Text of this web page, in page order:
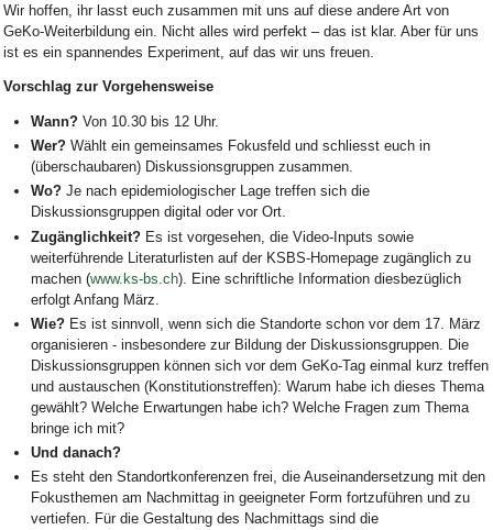
Wir hoffen, ihr lasst euch zusammen mit uns auf diese andere Art von
GeKo-Weiterbildung ein. Nicht alles wird perfekt – das ist klar. Aber für uns
ist es ein spannendes Experiment, auf das wir uns freuen.
Vorschlag zur Vorgehensweise
Wann? Von 10.30 bis 12 Uhr.
Wer? Wählt ein gemeinsames Fokusfeld und schliesst euch in
(überschaubaren) Diskussionsgruppen zusammen.
Wo? Je nach epidemiologischer Lage treffen sich die
Diskussionsgruppen digital oder vor Ort.
Zugänglichkeit? Es ist vorgesehen, die Video-Inputs sowie
weiterführende Literaturlisten auf der KSBS-Homepage zugänglich zu
machen (www.ks-bs.ch). Eine schriftliche Information diesbezüglich
erfolgt Anfang März.
Wie? Es ist sinnvoll, wenn sich die Standorte schon vor dem 17. März
organisieren - insbesondere zur Bildung der Diskussionsgruppen. Die
Diskussionsgruppen können sich vor dem GeKo-Tag einmal kurz treffen
und austauschen (Konstitutionstreffen): Warum habe ich dieses Thema
gewählt? Welche Erwartungen habe ich? Welche Fragen zum Thema
bringe ich mit?
Und danach?
Es steht den Standortkonferenzen frei, die Auseinandersetzung mit den
Fokusthemen am Nachmittag in geeigneter Form fortzuführen und zu
vertiefen. Für die Gestaltung des Nachmittags sind die